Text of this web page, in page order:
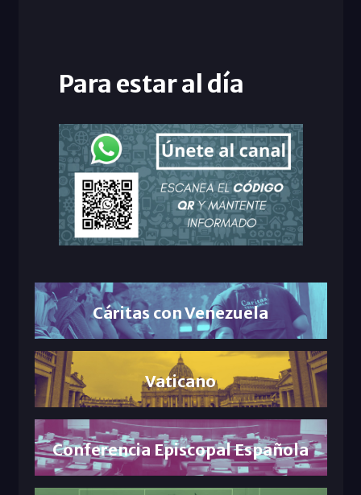
Para estar al día
Cáritas con Venezuela
Vaticano
Conferencia Episcopal Española